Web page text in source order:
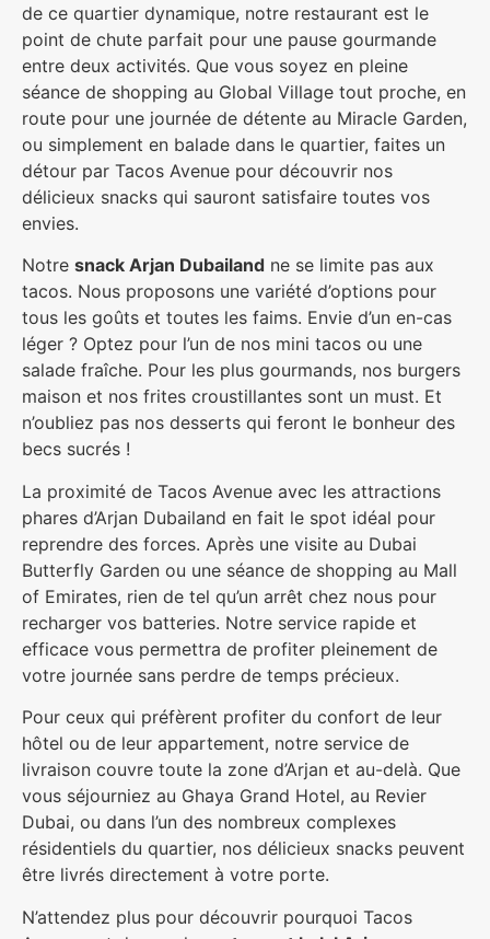
de ce quartier dynamique, notre restaurant est le
point de chute parfait pour une pause gourmande
entre deux activités. Que vous soyez en pleine
séance de shopping au Global Village tout proche, en
route pour une journée de détente au Miracle Garden,
ou simplement en balade dans le quartier, faites un
détour par Tacos Avenue pour découvrir nos
délicieux snacks qui sauront satisfaire toutes vos
envies.
Notre snack Arjan Dubailand ne se limite pas aux
tacos. Nous proposons une variété d’options pour
tous les goûts et toutes les faims. Envie d’un en-cas
léger ? Optez pour l’un de nos mini tacos ou une
salade fraîche. Pour les plus gourmands, nos burgers
maison et nos frites croustillantes sont un must. Et
n’oubliez pas nos desserts qui feront le bonheur des
becs sucrés !
La proximité de Tacos Avenue avec les attractions
phares d’Arjan Dubailand en fait le spot idéal pour
reprendre des forces. Après une visite au Dubai
Butterfly Garden ou une séance de shopping au Mall
of Emirates, rien de tel qu’un arrêt chez nous pour
recharger vos batteries. Notre service rapide et
efficace vous permettra de profiter pleinement de
votre journée sans perdre de temps précieux.
Pour ceux qui préfèrent profiter du confort de leur
hôtel ou de leur appartement, notre service de
livraison couvre toute la zone d’Arjan et au-delà. Que
vous séjourniez au Ghaya Grand Hotel, au Revier
Dubai, ou dans l’un des nombreux complexes
résidentiels du quartier, nos délicieux snacks peuvent
être livrés directement à votre porte.
N’attendez plus pour découvrir pourquoi Tacos